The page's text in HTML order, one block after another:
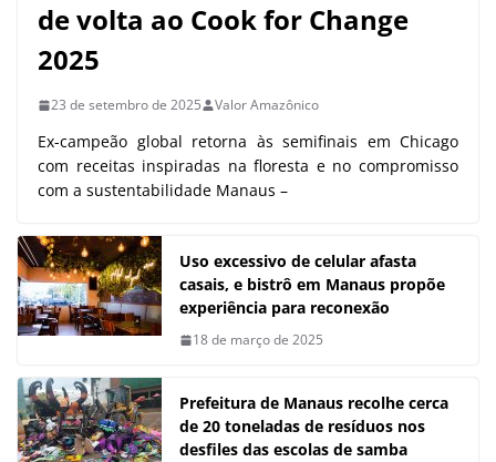
de volta ao Cook for Change
2025
23 de setembro de 2025 Valor Amazônico
Ex-campeão global retorna às semifinais em Chicago
com receitas inspiradas na floresta e no compromisso
com a sustentabilidade Manaus –
Uso excessivo de celular afasta
casais, e bistrô em Manaus propõe
experiência para reconexão
18 de março de 2025
Prefeitura de Manaus recolhe cerca
de 20 toneladas de resíduos nos
desfiles das escolas de samba